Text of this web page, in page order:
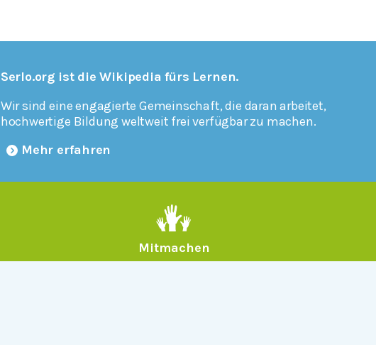
Serlo.org ist die Wikipedia fürs Lernen.
Wir sind eine engagierte Gemeinschaft, die daran arbeitet,
hochwertige Bildung weltweit frei verfügbar zu machen.
Mehr erfahren
Mitmachen